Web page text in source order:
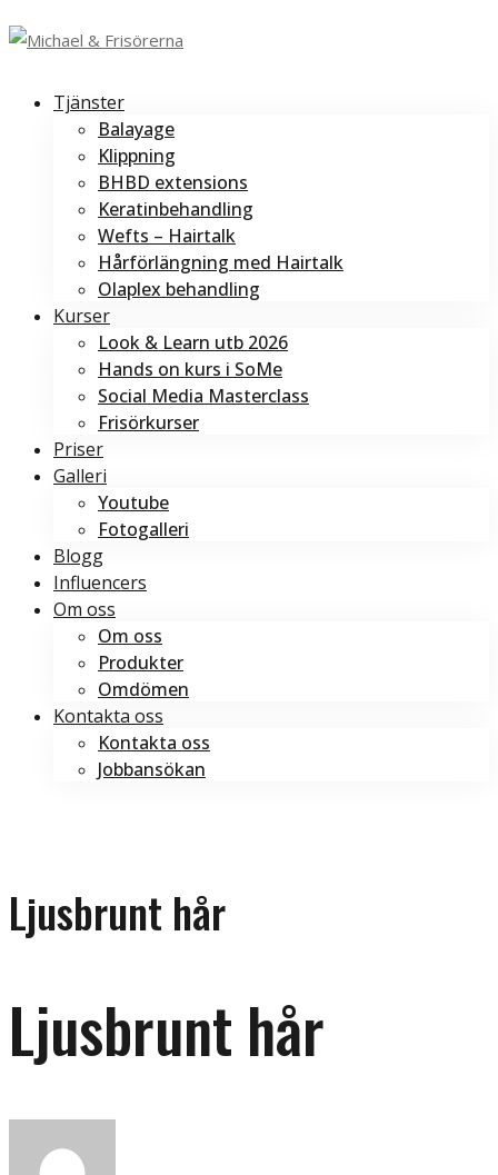
Tjänster
Balayage
Klippning
BHBD extensions
Keratinbehandling
Wefts – Hairtalk
Hårförlängning med Hairtalk
Olaplex behandling
Kurser
Look & Learn utb 2026
Hands on kurs i SoMe
Social Media Masterclass
Frisörkurser
Priser
Galleri
Youtube
Fotogalleri
Blogg
Influencers
Om oss
Om oss
Produkter
Omdömen
Kontakta oss
Kontakta oss
Jobbansökan
Ljusbrunt hår
Ljusbrunt hår